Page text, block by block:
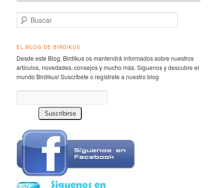
Buscar
EL BLOG DE BIRDIKUS
Desde este Blog, Birdikus os mantendrá informados sobre nuestros
artículos, novedades, consejos y mucho más. Síguenos y descubre el
mundo Birdikus! Suscríbete o regístrate a nuestro blog